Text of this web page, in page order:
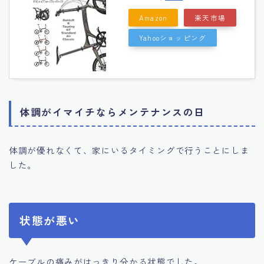
Amazon 楽天市場
Yahooショッピング
体調がイマイチならメンテナンスの日
体調が優れなくて、家にいるタイミングで行うことにしま
した。
状態が悪い